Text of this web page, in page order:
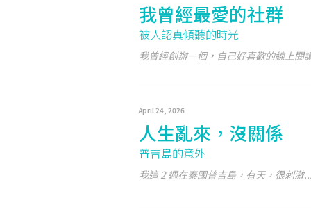
我曾經最愛的社群
被人認真傾聽的時光
我曾經創辦一個，自己好喜歡的線上閱
April 24, 2026
人生亂來，沒關係
普吉島的意外
我這 2 週在泰國普吉島，有天，很刺激...